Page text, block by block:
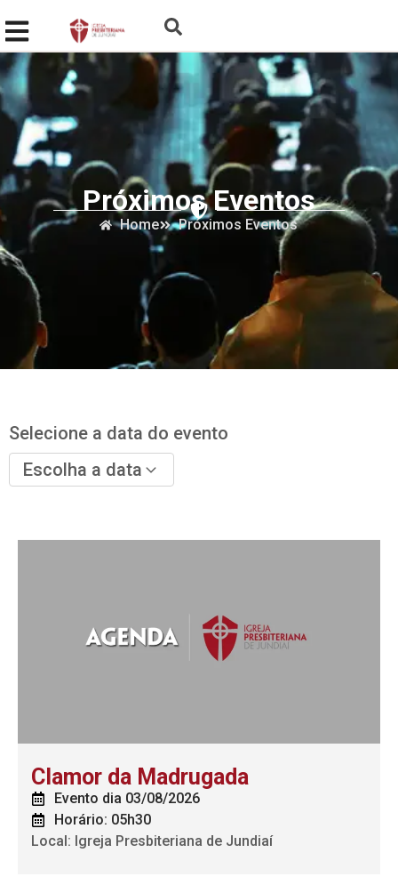
Próximos Eventos
Home Próximos Eventos
Selecione a data do evento
Escolha a data
Clamor da Madrugada
Evento dia 03/08/2026
Horário: 05h30
Local: Igreja Presbiteriana de Jundiaí